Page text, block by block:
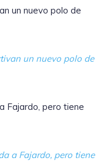
un nuevo polo de
un nuevo polo de
Fajardo, pero tiene
a Fajardo, pero tiene